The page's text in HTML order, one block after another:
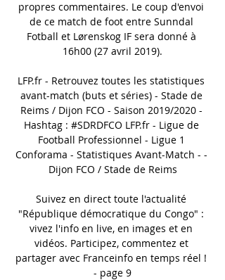
propres commentaires. Le coup d'envoi
de ce match de foot entre Sunndal
Fotball et Lørenskog IF sera donné à
16h00 (27 avril 2019).
LFP.fr - Retrouvez toutes les statistiques
avant-match (buts et séries) - Stade de
Reims / Dijon FCO - Saison 2019/2020 -
Hashtag : #SDRDFCO LFP.fr - Ligue de
Football Professionnel - Ligue 1
Conforama - Statistiques Avant-Match - -
Dijon FCO / Stade de Reims
Suivez en direct toute l'actualité
"République démocratique du Congo" :
vivez l'info en live, en images et en
vidéos. Participez, commentez et
partager avec Franceinfo en temps réel !
- page 9